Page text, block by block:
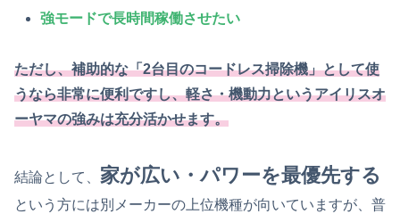
強モードで長時間稼働させたい
ただし、補助的な「2台目のコードレス掃除機」として使
うなら非常に便利ですし、軽さ・機動力というアイリスオ
ーヤマの強みは充分活かせます。
結論として、 家が広い・パワーを最優先する
という方には別メーカーの上位機種が向いていますが、普